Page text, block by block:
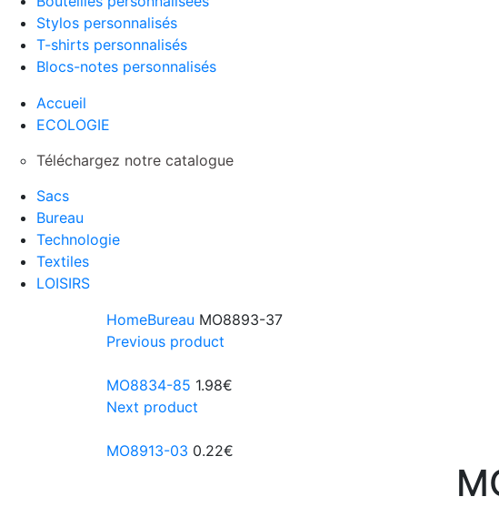
Stylos personnalisés
T-shirts personnalisés
Blocs-notes personnalisés
Accueil
ECOLOGIE
Téléchargez notre catalogue
Sacs
Bureau
Technologie
Textiles
LOISIRS
HomeBureau MO8893-37
Previous product
MO8834-85 1.98€
Next product
MO8913-03 0.22€